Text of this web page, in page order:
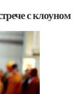
с клоуном